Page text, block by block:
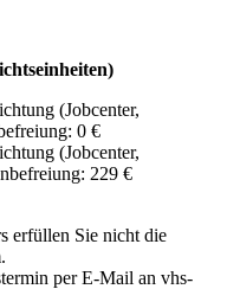
(Jobcenter,
0 €
(Jobcenter,
229 €
erfüllen Sie nicht die
per E-Mail an vhs-